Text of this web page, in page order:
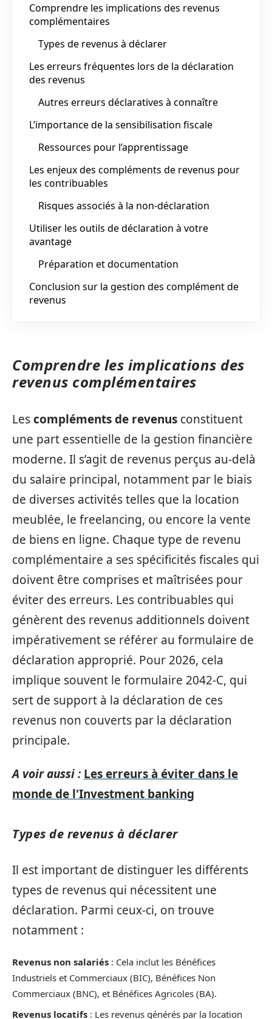
Comprendre les implications des revenus
complémentaires
Types de revenus à déclarer
Les erreurs fréquentes lors de la déclaration
des revenus
Autres erreurs déclaratives à connaître
L’importance de la sensibilisation fiscale
Ressources pour l’apprentissage
Les enjeux des compléments de revenus pour
les contribuables
Risques associés à la non-déclaration
Utiliser les outils de déclaration à votre
avantage
Préparation et documentation
Conclusion sur la gestion des complément de
revenus
Comprendre les implications des
revenus complémentaires
Lescompléments de revenus constituent
une part essentielle de la gestion financière
moderne. Il s’agit de revenus perçus au-delà
du salaire principal, notamment par le biais
de diverses activités telles que la location
meublée, le freelancing, ou encore la vente
de biens en ligne. Chaque type de revenu
complémentaire a ses spécificités fiscales qui
doivent être comprises et maîtrisées pour
éviter des erreurs. Les contribuables qui
génèrent des revenus additionnels doivent
impérativement se référer au formulaire de
déclaration approprié. Pour 2026, cela
implique souvent le formulaire 2042-C, qui
sert de support à la déclaration de ces
revenus non couverts par la déclaration
principale.
A voir aussi : Les erreurs à éviter dans le
monde de l'Investment banking
Types de revenus à déclarer
Il est important de distinguer les différents
types de revenus qui nécessitent une
déclaration. Parmi ceux-ci, on trouve
notamment :
Revenus non salariés : Cela inclut les Bénéfices
Industriels et Commerciaux (BIC), Bénéfices Non
Commerciaux (BNC), et Bénéfices Agricoles (BA).
Revenus locatifs : Les revenus générés par la location